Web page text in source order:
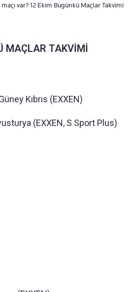
var? 12 Ekim Bugünkü Maçlar Takvimi
MAÇLAR TAKVİMİ
Kıbrıs (EXXEN)
(EXXEN, S Sport Plus)